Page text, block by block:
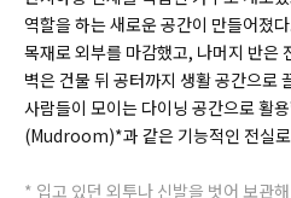
역할을 하는 새로운 공간이 만들어졌
목재로 외부를 마감했고, 나머지 반은
벽은 건물 뒤 공터까지 생활 공간으로
사람들이 모이는 다이닝 공간으로 활
(Mudroom)*과 같은 기능적인 전실로
* 입고 있던 외투나 신발을 벗어 보관